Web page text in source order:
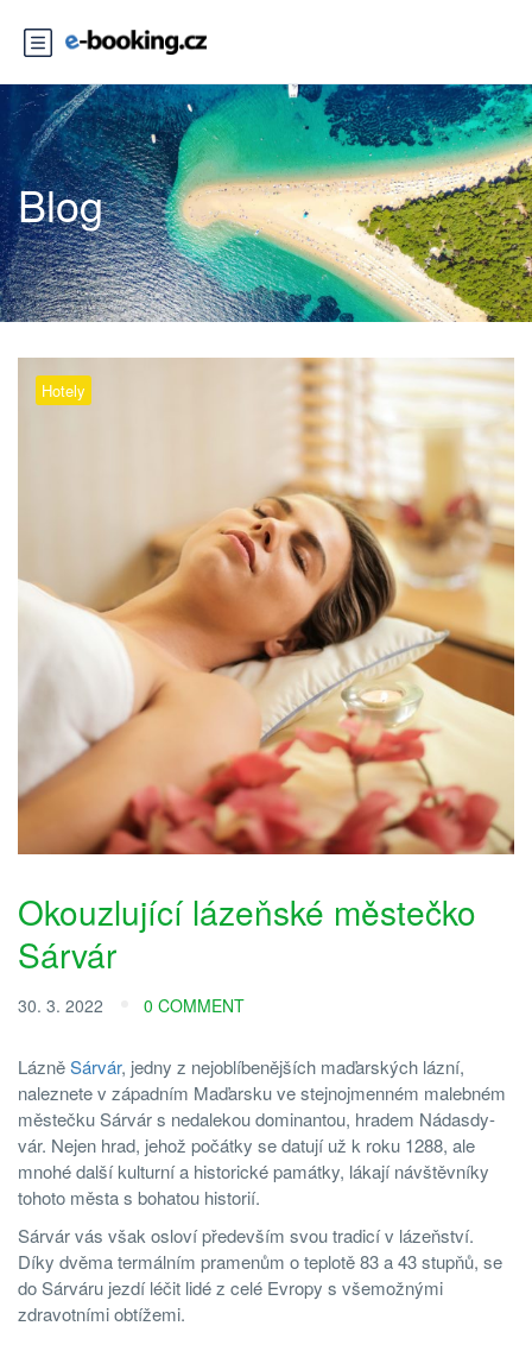
Blog
Hotely
Okouzlující lázeňské městečko
Sárvár
30. 3. 2022 0 COMMENT
LázněSárvár, jedny z nejoblíbenějších maďarských lázní,
naleznete v západním Maďarsku ve stejnojmenném malebném
městečku Sárvár s nedalekou dominantou, hradem Nádasdy-
vár. Nejen hrad, jehož počátky se datují už k roku 1288, ale
mnohé další kulturní a historické památky, lákají návštěvníky
tohoto města s bohatou historií.
Sárvár vás však osloví především svou tradicí v lázeňství.
Díky dvěma termálním pramenům o teplotě 83 a 43 stupňů, se
do Sárváru jezdí léčit lidé z celé Evropy s všemožnými
zdravotními obtížemi.